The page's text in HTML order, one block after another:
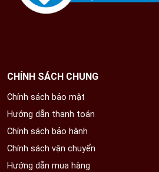
Quân hiệu bằng
CHÍNH SÁCH CHUNG
Chính sách bảo mật
Hướng dẫn thanh toán
Chính sách bảo hành
Chính sách vận chuyển
Hướng dẫn mua hàng